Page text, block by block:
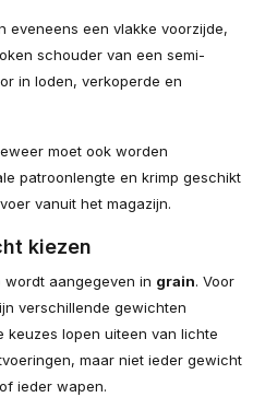
eveneens een vlakke voorzijde,
schouder van een semi-
in loden, verkoperde en
moet ook worden
patroonlengte en krimp geschikt
vanuit het magazijn.
kiezen
aangegeven in grain. Voor
verschillende gewichten
keuzes lopen uiteen van lichte
maar niet ieder gewicht
ieder wapen.